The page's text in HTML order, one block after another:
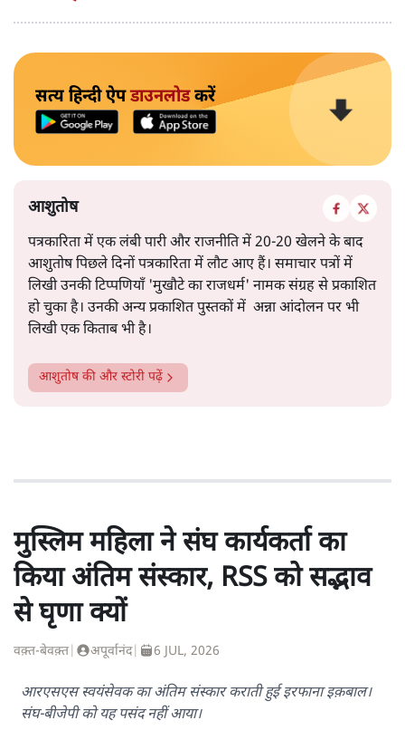
सत्य हिन्दी ऐपडाउनलोडकरें
आशुतोष
पत्रकारिता में एक लंबी पारी और राजनीति में 20-20 खेलने के बाद
आशुतोष पिछले दिनों पत्रकारिता में लौट आए हैं। समाचार पत्रों में
लिखी उनकी टिप्पणियाँ 'मुखौटे का राजधर्म' नामक संग्रह से प्रकाशित
हो चुका है। उनकी अन्य प्रकाशित पुस्तकों में अन्ना आंदोलन पर भी
लिखी एक किताब भी है।
आशुतोषकी और स्टोरी पढ़ें
मुस्लिम महिला ने संघ कार्यकर्ता का
किया अंतिम संस्कार, RSS को सद्भाव
से घृणा क्यों
वक़्त-बेवक़्त अपूर्वानंद| 6 JUL, 2026